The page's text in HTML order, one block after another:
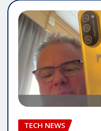
TECH NEWS